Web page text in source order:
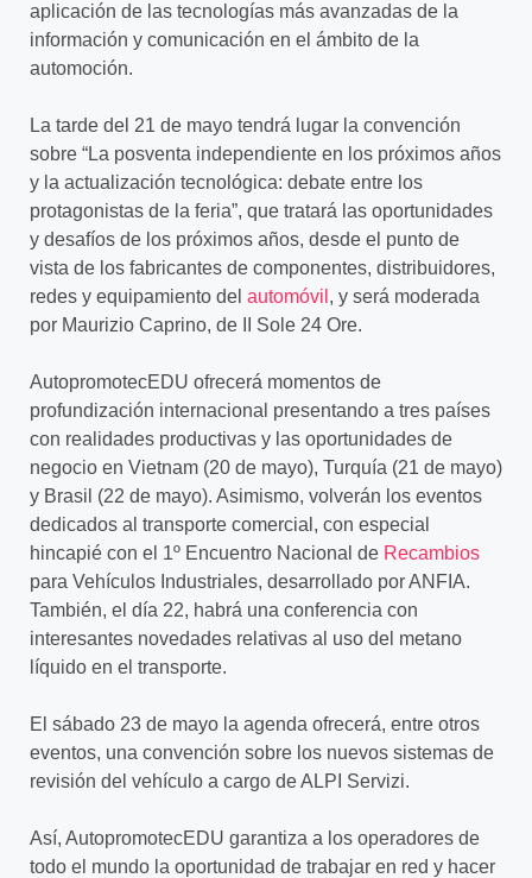
aplicación de las tecnologías más avanzadas de la
información y comunicación en el ámbito de la
automoción.
La tarde del 21 de mayo tendrá lugar la convención
sobre “La posventa independiente en los próximos años
y la actualización tecnológica: debate entre los
protagonistas de la feria”, que tratará las oportunidades
y desafíos de los próximos años, desde el punto de
vista de los fabricantes de componentes, distribuidores,
redes y equipamiento del automóvil , y será moderada
por Maurizio Caprino, de II Sole 24 Ore.
AutopromotecEDU ofrecerá momentos de
profundización internacional presentando a tres países
con realidades productivas y las oportunidades de
negocio en Vietnam (20 de mayo), Turquía (21 de mayo)
y Brasil (22 de mayo). Asimismo, volverán los eventos
dedicados al transporte comercial, con especial
hincapié con el 1º Encuentro Nacional de Recambios
para Vehículos Industriales, desarrollado por ANFIA.
También, el día 22, habrá una conferencia con
interesantes novedades relativas al uso del metano
líquido en el transporte.
El sábado 23 de mayo la agenda ofrecerá, entre otros
eventos, una convención sobre los nuevos sistemas de
revisión del vehículo a cargo de ALPI Servizi.
Así, AutopromotecEDU garantiza a los operadores de
todo el mundo la oportunidad de trabajar en red y hacer